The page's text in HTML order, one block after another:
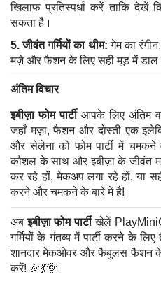
खिलाफ प्रतिस्पर्धा करें ताकि देखें
सकता है।
5. जीवंत गर्मियों का थीम: गेम का
मज़े और फैशन के लिए सही मूड में डाल
अंतिम विचार
इबीज़ा फोम पार्टीआपके लिए अंतिम
जहाँ मज़ा, फैशन और दोस्ती एक
और सेलेना को फोम पार्टी में चमकने
कौशल के साथ और इबीज़ा के जीवंत
कर रहे हों, मेकअप लगा रहे हों, या
करने और चमकने के बारे में है!
अबइबीज़ा फोम पार्टीखेलें
गर्मियों के गंतव्य में पार्टी करने के
शानदार मेकओवर और फैबुलस फैशन के
करें! 🎉💃🌞